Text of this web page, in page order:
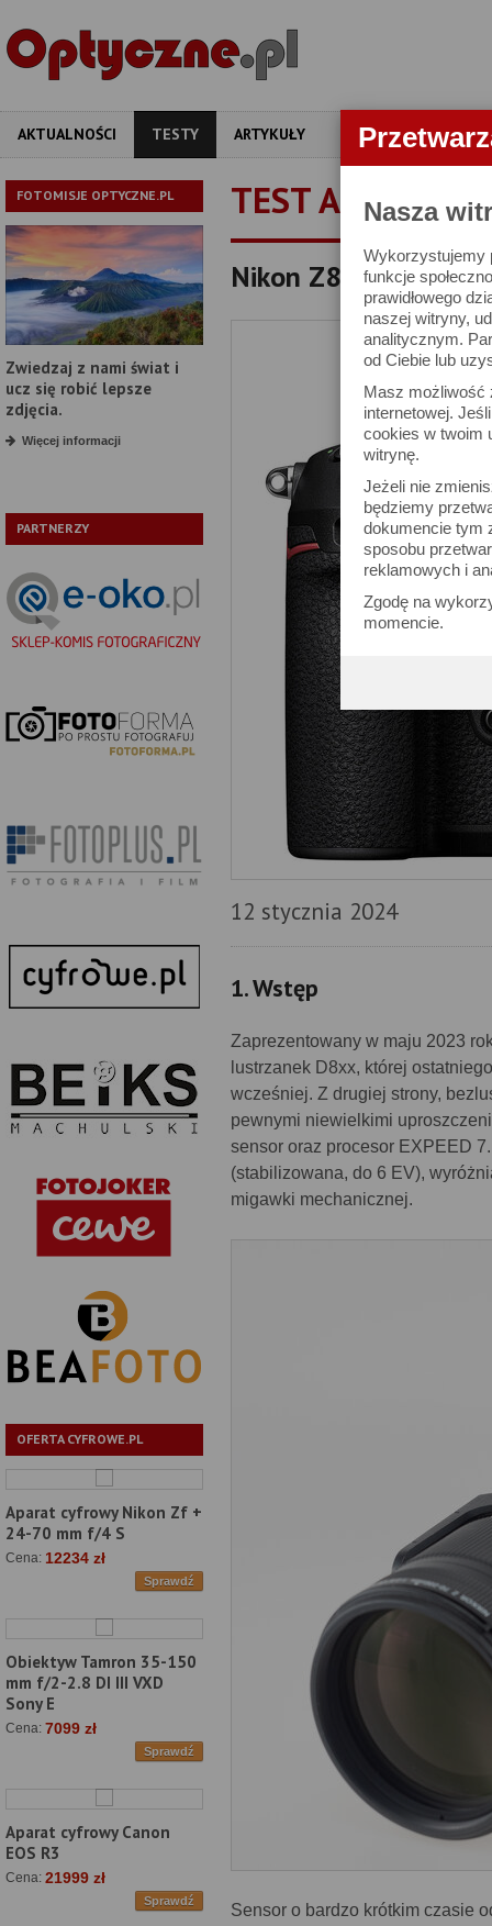
Nasza
Wykorzystujemy
funkcje
prawidłowego
naszej witryny,
analitycznym.
od Ciebie lub
Masz możliwość
internetowej.
cookies w twoim
witrynę.
Jeżeli nie
będziemy
dokumencie tym
sposobu
reklamowych i
Zgodę na
momencie.
AKTUALNOŚCI TESTY ARTYKUŁY APARATY
FOTOMISJE OPTYCZNE.PL
Zwiedzaj z nami świat i
ucz się robić lepsze
zdjęcia.
Więcej informacji
PARTNERZY
OFERTA CYFROWE.PL
Aparat cyfrowy Nikon Zf +
24-70 mm f/4 S
Cena: 12234 zł
Sprawdź
Obiektyw Tamron 35-150
mm f/2-2.8 DI III VXD
Sony E
Cena: 7099 zł
Sprawdź
Aparat cyfrowy Canon
EOS R3
Cena: 21999 zł
Sprawdź
TEST APARATU
Nikon Z8 - test
12 stycznia 2024
1. Wstęp
Zaprezentowany w maju 2023
lustrzanek D8xx, której
wcześniej. Z drugiej strony,
pewnymi niewielkimi
sensor oraz procesor EXPEED
(stabilizowana, do 6 EV),
migawki mechanicznej.
Sensor o bardzo krótkim czasie